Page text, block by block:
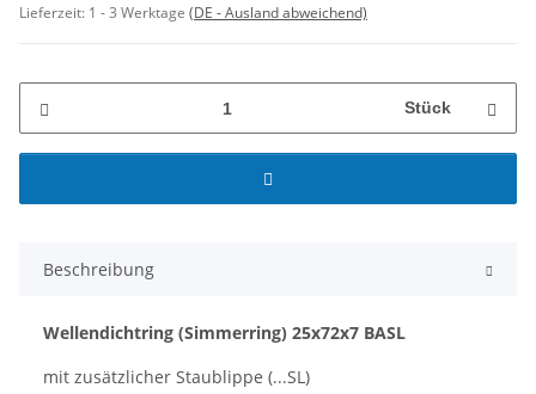
Lieferzeit: 1 - 3 Werktage (DE - Ausland abweichend)
Stück
Beschreibung
Wellendichtring (Simmerring) 25x72x7 BASL
mit zusätzlicher Staublippe (...SL)